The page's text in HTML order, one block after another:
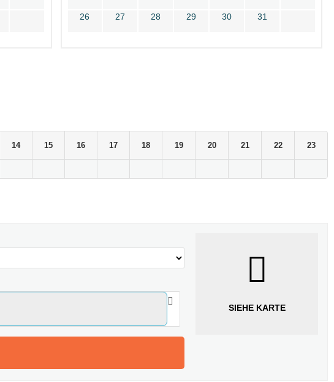
26 27 28 29 30 31
14 15 16 17 18 19 20 21 22 23
SIEHE KARTE